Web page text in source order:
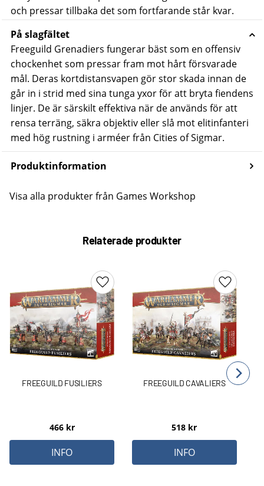
och pressar tillbaka det som fortfarande står kvar.
På slagfältet
Freeguild Grenadiers fungerar bäst som en offensiv
chockenhet som pressar fram mot hårt försvarade
mål. Deras kortdistansvapen gör stor skada innan de
går in i strid med sina tunga yxor för att bryta fiendens
linjer. De är särskilt effektiva när de används för att
rensa terräng, säkra objektiv eller slå mot elitinfanteri
med hög rustning i arméer från Cities of Sigmar.
Produktinformation
Visa alla produkter från Games Workshop
Relaterade produkter
FREEGUILD FUSILIERS
466kr
Lägg till i favoriter
INFO
FREEGUILD CAVALIERS
518 kr
Lägg till
INFO